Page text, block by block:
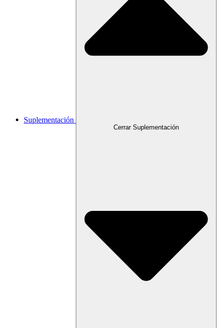
Suplementación
Cerrar Suplementación